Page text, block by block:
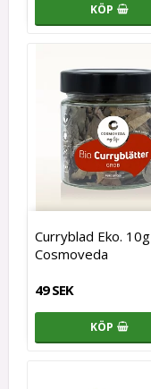
KÖP
Curryblad Eko. 10g
Cosmoveda
49 SEK
KÖP